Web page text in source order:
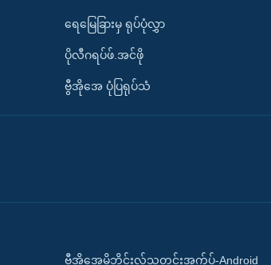
ရေမြေခြားမှ ရုပ်ပုံလွှာ
ပိုလီဂရပ်ဖ်.အင်ဖို
ဗွီအိုအေ ပုံပြရုပ်သံ
ဗွီအိုအေမိုဘိုင်းလ်သတင်းအက်ပ်-Android